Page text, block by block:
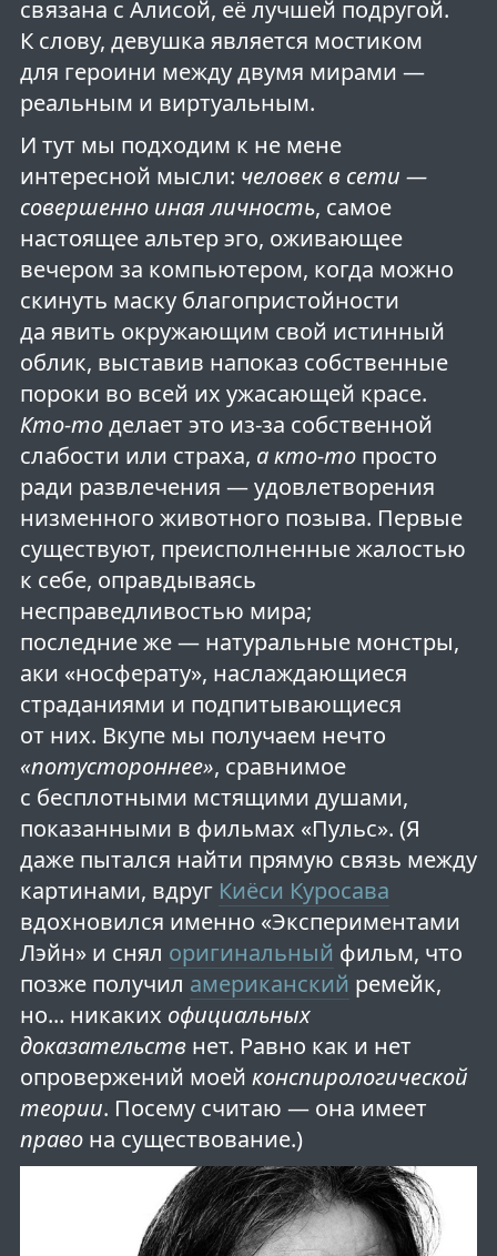
связана с Алисой, её лучшей подругой.
К слову, девушка является мостиком
для героини между двумя мирами —
реальным и виртуальным.
И тут мы подходим к не мене
интересной мысли: человек в сети —
совершенно иная личность, самое
настоящее альтер эго, оживающее
вечером за компьютером, когда можно
скинуть маску благопристойности
да явить окружающим свой истинный
облик, выставив напоказ собственные
пороки во всей их ужасающей красе.
Кто-тоделает это из-за собственной
слабости или страха, а кто-топросто
ради развлечения — удовлетворения
низменного животного позыва. Первые
существуют, преисполненные жалостью
к себе, оправдываясь
несправедливостью мира;
последние же — натуральные монстры,
аки «носферату», наслаждающиеся
страданиями и подпитывающиеся
от них. Вкупе мы получаем нечто
«потустороннее», сравнимое
с бесплотными мстящими душами,
показанными в фильмах «Пульс». (Я
даже пытался найти прямую связь между
картинами, вдруг Киёси Куросава
вдохновился именно «Экспериментами
Лэйн» и снял оригинальный фильм, что
позже получил американский ремейк,
но... никаких официальных
доказательствнет. Равно как и нет
опровержений моей конспирологической
теории. Посему считаю — она имеет
правона существование.)